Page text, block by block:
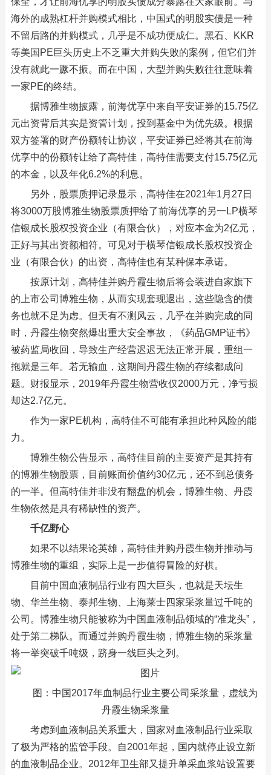
海外的成熟杠杆并购模式相比，中国式的明股实债是一种
不留后路的并购模式，几乎是不成功便成仁。黑石、KKR
等美国PE巨头历史上不乏重大并购失败的案例，但它们并
没有就此一蹶不振。而在中国，大型并购失败往往意味着
一家PE的终结。
据博雅生物披露，前海优享中来自平安证券的15.75亿
元出资背后其实是资管计划，投到基金中为优先级。根据
双方签署的财产份额转让协议，平安证券已经将其在前海
优享中的份额转让给了高特佳，高特佳需要支付15.75亿元
的本金，以及年化6.2%的利息。
另外，股票质押记录显示，高特佳在2021年1月27日
将3000万股博雅生物股票质押给了前海优享的另一LP横琴
信银成长股权投资企业（有限合伙），对应本金为2亿元，
正好与其出资额相符。可见对于横琴信银成长股权投资企
业（有限合伙）的出资，高特佳也有某种保本承诺。
按原计划，高特佳并购丹霞生物后将会装进自家旗下
的上市公司博雅生物，从而实现套现退出，这些隐含的债
务也就不足为虑。但天有不测风云，几乎在并购完成的同
时，丹霞生物突然爆出重大安全事故，《药品GMP证书》
被药监局收回，导致生产经营迟迟无法正常开展，重组一
拖就是三年。若无输血，这期间丹霞生物的存续都成问
题。财报显示，2019年丹霞生物营收仅2000万元，净亏损
却达2.7亿元。
作为一家PE机构，高特佳不可能有承担此种风险的能
力。
博雅生物公告显示，高特佳目前的主要资产是其持有
的博雅生物股票，目前账面价值约30亿元，还不到总债务
的一半。但高特佳并非没有翻盘的机会，博雅生物、丹霞
生物依然是具有稀缺性的资产。
千亿野心
如果不以结果论英雄，高特佳并购丹霞生物并推动与
博雅生物的重组，实际上是一步值得冒险的好棋。
目前中国血液制品行业有四大巨头，也就是天坛生
物、华兰生物、泰邦生物、上海莱士四家采浆量过千吨的
公司。博雅生物只能被称为中国血液制品领域的“准龙头”，
处于第二梯队。而通过并购丹霞生物，博雅生物的采浆量
将一举突破千吨级，跻身一线巨头之列。
图：中国2017年血制品行业主要公司采浆量，虚线为
丹霞生物采浆量
考虑到血液制品关系重大，国家对血液制品行业采取
了极为严格的监管手段。自2001年起，国内就停止设立新
的血液制品企业。2012年卫生部又提升单采血浆站设置要